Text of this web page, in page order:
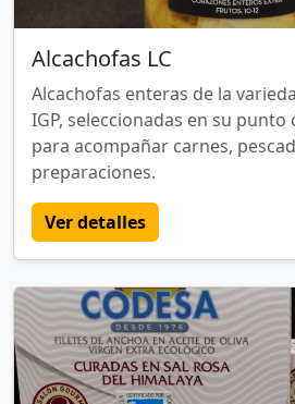
Alcachofas LC
Alcachofas enteras de la
IGP, seleccionadas en su
para acompañar carnes,
preparaciones.
Ver detalles